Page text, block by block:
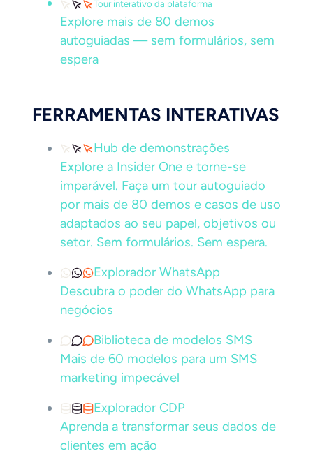
Tour interativo da plataforma
Explore mais de 80 demos
autoguiadas — sem formulários, sem
espera
FERRAMENTAS INTERATIVAS
Hub de demonstrações
Explore a Insider One e torne-se
imparável. Faça um tour autoguiado
por mais de 80 demos e casos de uso
adaptados ao seu papel, objetivos ou
setor. Sem formulários. Sem espera.
Explorador WhatsApp
Descubra o poder do WhatsApp para
negócios
Biblioteca de modelos SMS
Mais de 60 modelos para um SMS
marketing impecável
Explorador CDP
Aprenda a transformar seus dados de
clientes em ação